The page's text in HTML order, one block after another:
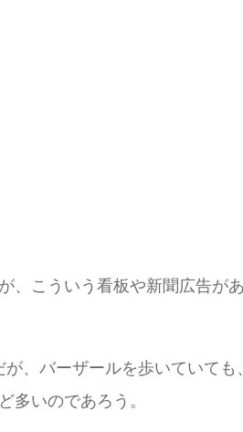
、こういう看板や新聞広告が
、バーザールを歩いていても
多いのであろう。